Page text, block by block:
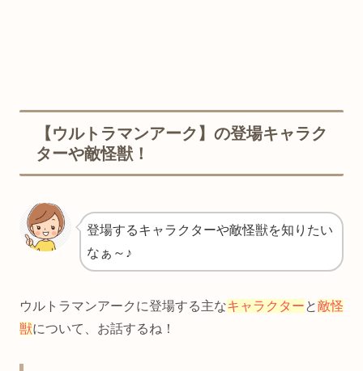
【ウルトラマンアーク】の登場キャラク
ターや敵怪獣！
登場するキャラクターや敵怪獣を知りたい
なぁ～♪
ウルトラマンアークに登場する主なキャラクターと敵怪
獣について、お話するね！